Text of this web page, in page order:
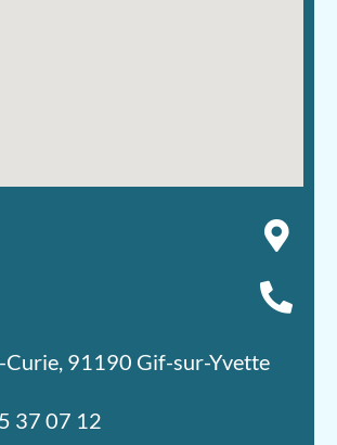
Curie, 91190 Gif-sur-Yvette
37 07 12